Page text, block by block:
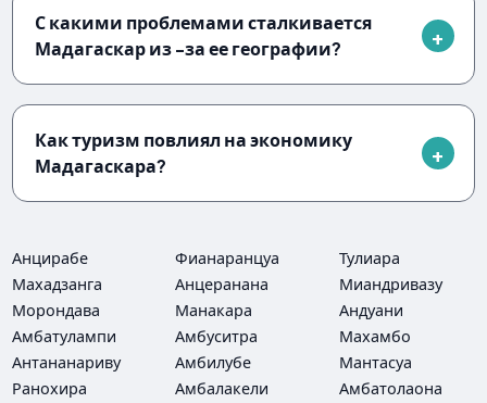
С какими проблемами сталкивается
Мадагаскар из -за ее географии?
Как туризм повлиял на экономику
Мадагаскара?
Анцирабе Фианаранцуа
Тулиара
Махадзанга
Анцеранана
Миандривазу
Морондава
Манакара
Андуани
Амбатулампи
Амбуситра
Махамбо
Антананариву
Амбилубе
Мантасуа
Ранохира
Амбалакели
Амбатолаона